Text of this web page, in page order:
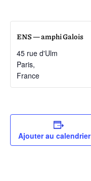
ENS — amphi Galois
45 rue d'Ulm
Paris,
France
Ajouter au calendrier